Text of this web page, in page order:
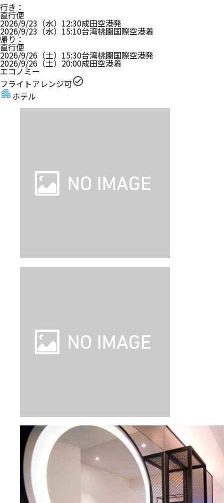
行き ：
直行便
2026/9/23（水） 12:30成田空港発
2026/9/23（水） 15:10台湾桃園国際空港着
帰り ：
直行便
2026/9/26（土） 15:30台湾桃園国際空港発
2026/9/26（土） 20:00成田空港着
エコノミー
フライトアレンジ可
ホテル